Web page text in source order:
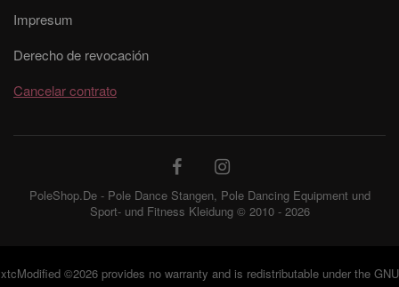
Impresum
Derecho de revocación
Cancelar contrato
PoleShop.De - Pole Dance Stangen, Pole Dancing Equipment und
Sport- und Fitness Kleidung © 2010 - 2026
xtcModified©2026 provides no warranty and is redistributable under the GNU